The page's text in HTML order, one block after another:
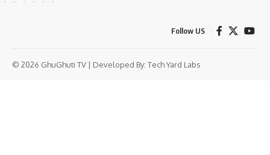
Follow US
© 2026 GhuGhuti TV | Developed By: Tech Yard Labs